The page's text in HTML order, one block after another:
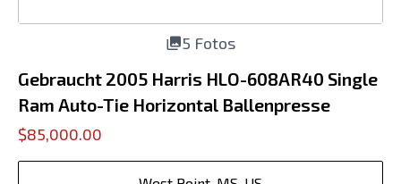
5 Fotos
Gebraucht 2005 Harris HLO-608AR40 Single
Ram Auto-Tie Horizontal Ballenpresse
$85,000.00